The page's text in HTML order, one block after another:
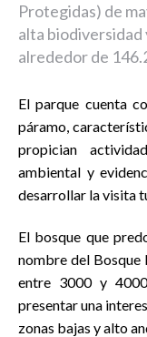
Protegidas) de
alta biodiversidad
alrededor de
El parque cuenta
páramo,
propician
ambiental y
desarrollar la visita
El bosque que
nombre del Bosque
entre 3000 y
presentar una
zonas bajas y alto